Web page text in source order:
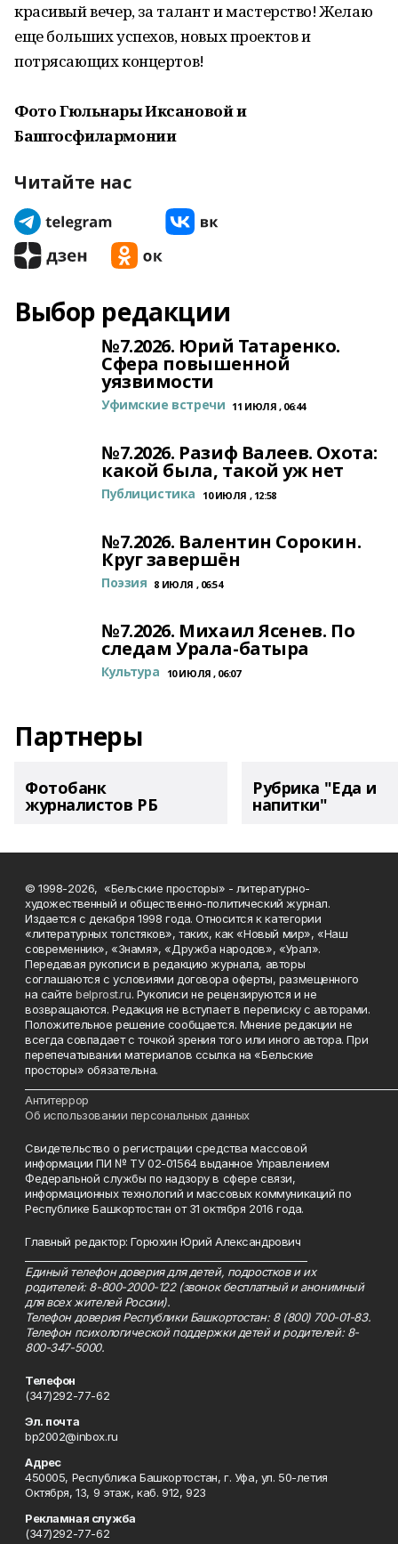
красивый вечер, за талант и мастерство! Желаю
еще больших успехов, новых проектов и
потрясающих концертов!
Фото Гюльнары Иксановой и
Башгосфилармонии
Читайте нас
Выбор редакции
№7.2026. Юрий Татаренко.
Сфера повышенной
уязвимости
Уфимские встречи 11 ИЮЛЯ , 06:44
№7.2026. Разиф Валеев. Охота:
какой была, такой уж нет
Публицистика 10 ИЮЛЯ , 12:58
№7.2026. Валентин Сорокин.
Круг завершён
Поэзия 8 ИЮЛЯ , 06:54
№7.2026. Михаил Ясенев. По
следам Урала-батыра
Культура 10 ИЮЛЯ , 06:07
Партнеры
Фотобанк
журналистов РБ
Рубрика "Еда и
напитки"
© 1998-2026, «Бельские просторы» - литературно-
художественный и общественно-политический журнал.
Издается с декабря 1998 года. Относится к категории
«литературных толстяков», таких, как «Новый мир», «Наш
современник», «Знамя», «Дружба народов», «Урал».
Передавая рукописи в редакцию журнала, авторы
соглашаются с условиями договора оферты, размещенного
на сайтеbelprost.ru. Рукописи не рецензируются и не
возвращаются. Редакция не вступает в переписку с авторами.
Положительное решение сообщается. Мнение редакции не
всегда совпадает с точкой зрения того или иного автора. При
перепечатывании материалов ссылка на «Бельские
просторы» обязательна.
Антитеррор
Об использовании персональных данных
Свидетельство о регистрации средства массовой
информации ПИ № ТУ 02-01564 выданное Управлением
Федеральной службы по надзору в сфере связи,
информационных технологий и массовых коммуникаций по
Республике Башкортостан от 31 октября 2016 года.
Главный редактор: Горюхин Юрий Александрович
Единый телефон доверия для детей, подростков и их
родителей: 8-800-2000-122 (звонок бесплатный и анонимный
для всех жителей России).
Телефон доверия Республики Башкортостан: 8 (800) 700-01-83.
Телефон психологической поддержки детей и родителей: 8-
800-347-5000.
Телефон
(347)292-77-62
Эл. почта
bp2002@inbox.ru
Адрес
450005, Республика Башкортостан, г. Уфа, ул. 50-летия
Октября, 13, 9 этаж, каб. 912, 923
Рекламная служба
(347)292-77-62